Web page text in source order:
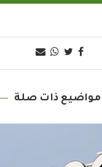
مواضيع ذات صلة